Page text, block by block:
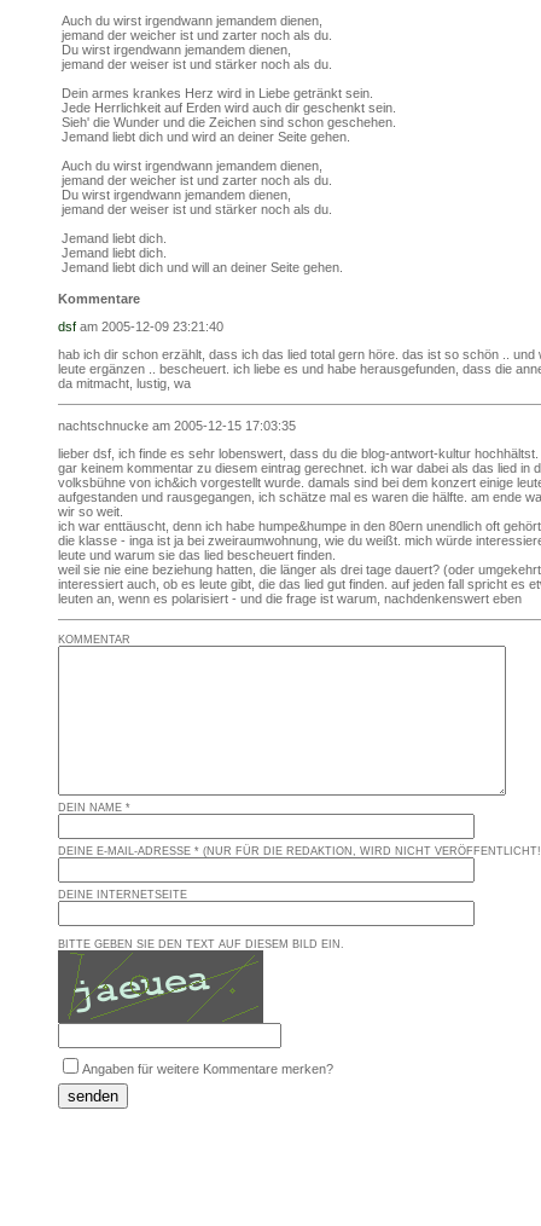
Auch du wirst irgendwann jemandem dienen,
jemand der weicher ist und zarter noch als du.
Du wirst irgendwann jemandem dienen,
jemand der weiser ist und stärker noch als du.
Dein armes krankes Herz wird in Liebe getränkt sein.
Jede Herrlichkeit auf Erden wird auch dir geschenkt sein.
Sieh' die Wunder und die Zeichen sind schon geschehen.
Jemand liebt dich und wird an deiner Seite gehen.
Auch du wirst irgendwann jemandem dienen,
jemand der weicher ist und zarter noch als du.
Du wirst irgendwann jemandem dienen,
jemand der weiser ist und stärker noch als du.
Jemand liebt dich.
Jemand liebt dich.
Jemand liebt dich und will an deiner Seite gehen.
Kommentare
dsf am 2005-12-09 23:21:40
hab ich dir schon erzählt, dass ich das lied total gern höre. das ist so schön .. und
leute ergänzen .. bescheuert. ich liebe es und habe herausgefunden, dass die
da mitmacht, lustig, wa
nachtschnucke am 2005-12-15 17:03:35
lieber dsf, ich finde es sehr lobenswert, dass du die blog-antwort-kultur
gar keinem kommentar zu diesem eintrag gerechnet. ich war dabei als das lied in
volksbühne von ich&ich vorgestellt wurde. damals sind bei dem konzert einige
aufgestanden und rausgegangen, ich schätze mal es waren die hälfte. am ende
wir so weit.
ich war enttäuscht, denn ich habe humpe&humpe in den 80ern unendlich oft
die klasse - inga ist ja bei zweiraumwohnung, wie du weißt. mich würde
leute und warum sie das lied bescheuert finden.
weil sie nie eine beziehung hatten, die länger als drei tage dauert? (oder
interessiert auch, ob es leute gibt, die das lied gut finden. auf jeden fall spricht es
leuten an, wenn es polarisiert - und die frage ist warum, nachdenkenswert eben
KOMMENTAR
DEIN NAME *
DEINE E-MAIL-ADRESSE * (NUR FÜR DIE REDAKTION, WIRD NICHT
DEINE INTERNETSEITE
BITTE GEBEN SIE DEN TEXT AUF DIESEM BILD EIN.
Angaben für weitere Kommentare merken?